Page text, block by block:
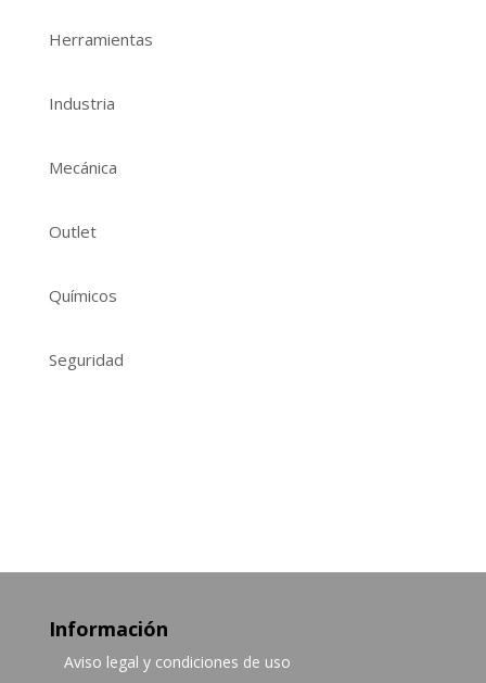
Herramientas
Industria
Mecánica
Outlet
Químicos
Seguridad
Información
Aviso legal y condiciones de uso